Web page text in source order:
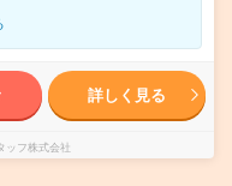
詳しく見る
ッフ株式会社